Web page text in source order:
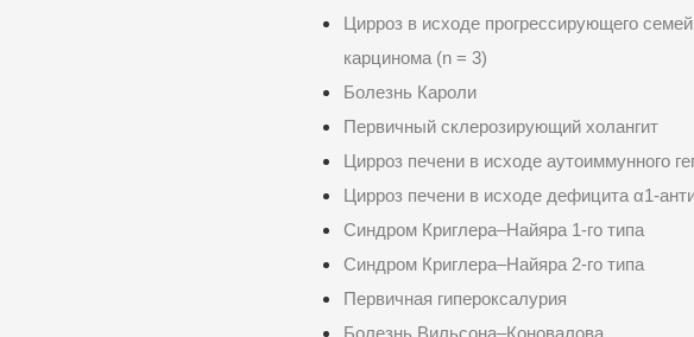
Цирроз в исходе прогрессирующего
карцинома (n = 3)
Болезнь Кароли
Первичный склерозирующий холангит
Цирроз печени в исходе аутоиммунного
Цирроз печени в исходе дефицита α1-
Синдром Криглера–Найяра 1-го типа
Синдром Криглера–Найяра 2-го типа
Первичная гипероксалурия
Болезнь Вильсона–Коновалова